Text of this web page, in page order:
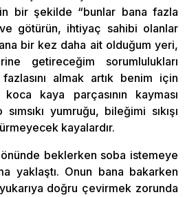
bir şekilde “bunlar bana fazla
ve götürün, ihtiyaç sahibi olanlar
bir kez daha ait olduğum yeri,
getireceğim sorumlulukları
fazlasını almak artık benim için
koca kaya parçasının kayması
yumruğu, bileğimi sıkışı
kayalardır.
beklerken soba istemeye
yaklaştı. Onun bana bakarken
doğru çevirmek zorunda